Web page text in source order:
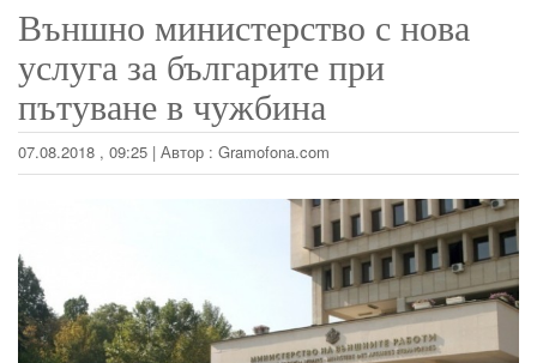
Външно министерство с нова
услуга за българите при
пътуване в чужбина
07.08.2018 , 09:25 | Автор : Gramofona.com